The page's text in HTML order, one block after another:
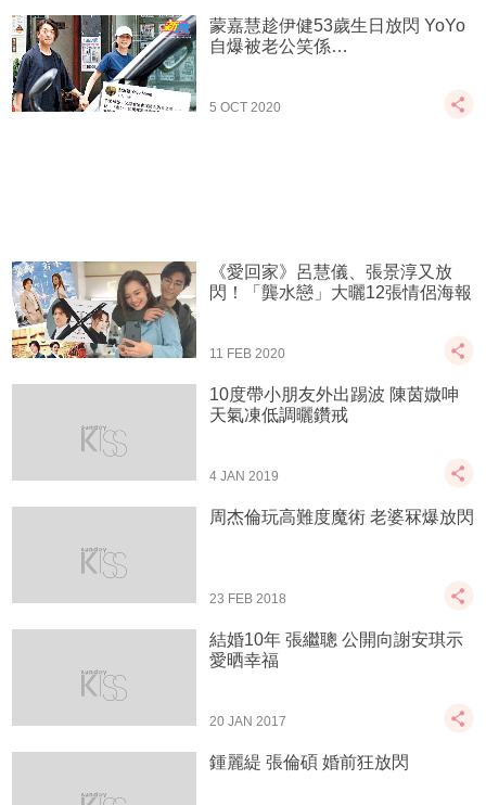
蒙嘉慧趁伊健53歲生日放閃 YoYo
自爆被老公笑係…
5 OCT 2020
《愛回家》呂慧儀、張景淳又放
閃！「龔水戀」大曬12張情侶海報
11 FEB 2020
10度帶小朋友外出踢波 陳茵媺呻
天氣凍低調曬鑽戒
4 JAN 2019
周杰倫玩高難度魔術 老婆冧爆放閃
23 FEB 2018
結婚10年 張繼聰 公開向謝安琪示
愛晒幸福
20 JAN 2017
鍾麗緹 張倫碩 婚前狂放閃